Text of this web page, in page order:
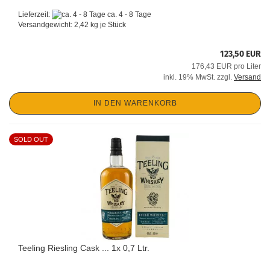
Lieferzeit:
ca. 4 - 8 Tage
Versandgewicht: 2,42 kg je Stück
123,50 EUR
176,43 EUR pro Liter
inkl. 19% MwSt. zzgl. Versand
IN DEN WARENKORB
SOLD OUT
Teeling Riesling Cask ... 1x 0,7 Ltr.